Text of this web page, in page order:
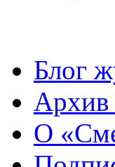
Блог
Архив
О